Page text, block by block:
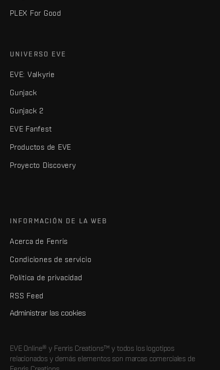
PLEX For Good
UNIVERSO EVE
EVE: Valkyrie
Gunjack
Gunjack 2
EVE Fanfest
Productos de EVE
Proyecto Discovery
INFORMACIÓN DE LA WEB
Acerca de Fenris
Condiciones de servicio
Política de privacidad
RSS Feed
Administrar las cookies
EVE Online® y Fenris Creations™ y todos los logotipos
relacionados y demás elementos son marcas comerciales de